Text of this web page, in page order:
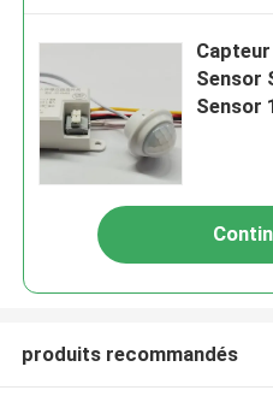
Sensor
Sensor
produits recommandés